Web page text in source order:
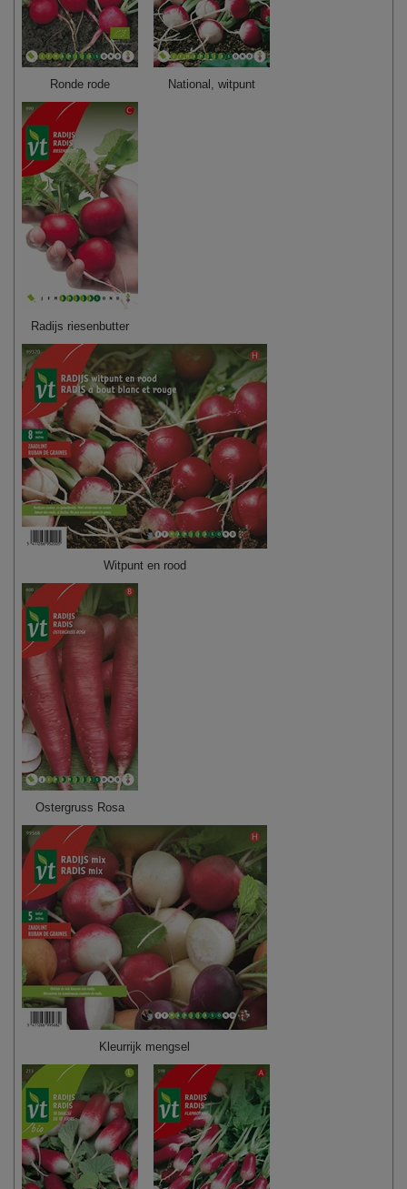
Ronde rode National, witpunt
Radijs riesenbutter
Witpunt en rood
Ostergruss Rosa
Kleurrijk mengsel